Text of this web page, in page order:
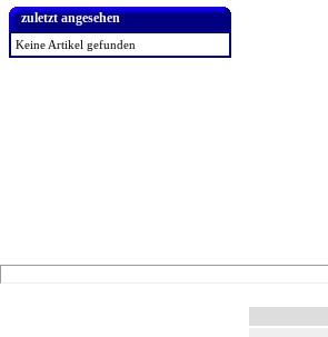
zuletzt angesehen
Keine Artikel gefunden